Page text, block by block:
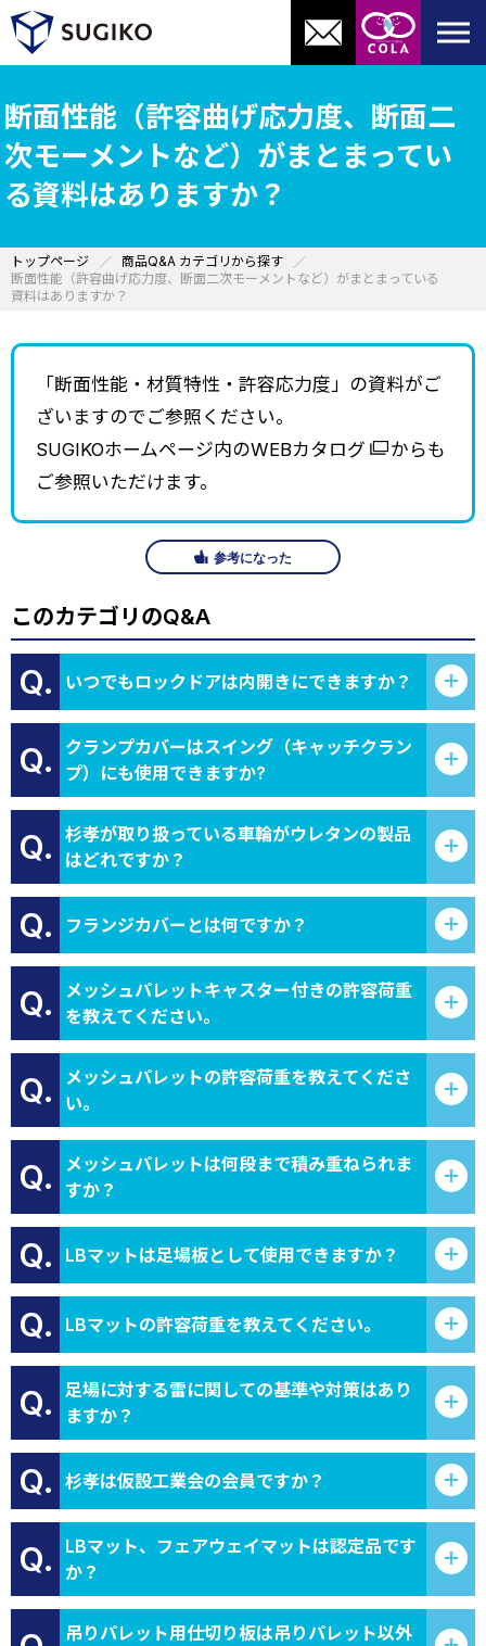
断面性能（許容曲げ応力度、断面二
次モーメントなど）がまとまってい
る資料はありますか？
トップページ
商品Q&A カテゴリから探す
断面性能（許容曲げ応力度、断面二次モーメントなど）がまとまっている
資料はありますか？
「断面性能・材質特性・許容応力度」の資料がご
ざいますのでご参照ください。
SUGIKOホームページ内のWEBカタログ
からも
ご参照いただけます。
参考になった
このカテゴリのQ&A
Q. いつでもロックドアは内開きにできますか？
Q.
クランプカバーはスイング（キャッチクラン
プ）にも使用できますか?
Q.
杉孝が取り扱っている車輪がウレタンの製品
はどれですか？
Q. フランジカバーとは何ですか？
Q.
メッシュパレットキャスター付きの許容荷重
を教えてください。
Q.
メッシュパレットの許容荷重を教えてくださ
い。
Q.
メッシュパレットは何段まで積み重ねられま
すか？
Q. LBマットは足場板として使用できますか？
Q. LBマットの許容荷重を教えてください。
Q.
足場に対する雷に関しての基準や対策はあり
ますか？
Q. 杉孝は仮設工業会の会員ですか？
Q.
LBマット、フェアウェイマットは認定品です
か？
吊りパレット用仕切り板は吊りパレット以外